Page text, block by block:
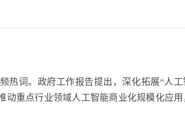
热词。政府工作报告提出，深化拓展“人工
动重点行业领域人工智能商业化规模化应